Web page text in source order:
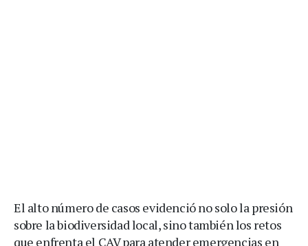
El alto número de casos evidenció no solo la presión
sobre la biodiversidad local, sino también los retos
que enfrenta el CAV para atender emergencias en